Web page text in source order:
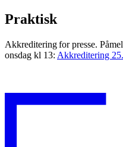
Praktisk
Akkreditering for presse.
onsdag kl 13: Akkreditering